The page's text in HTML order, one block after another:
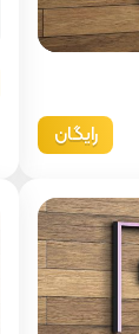
رایگان